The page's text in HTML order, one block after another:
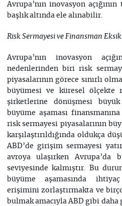
Avrupa’nın inovasyon
başlık altında ele alınabilir.
Risk Sermayesi ve Finansman
Avrupa’nın inovasyon
nedenlerinden biri risk
piyasalarının görece sınırlı
büyümesi ve küresel ölçekte
şirketlerine dönüşmesi
büyüme aşaması
risk sermayesi piyasalarının
karşılaştırıldığında oldukça
ABD’de girişim sermayesi
avroya ulaşırken
seviyesinde kalmıştır. Bu
büyüme aşamasında
erişimini zorlaştırmakta ve
bulmak amacıyla ABD gibi